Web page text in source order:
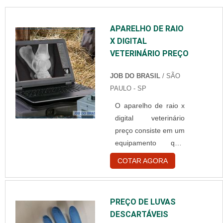
está à procura de
touca branca
descartável em uma
comprometida com
seus serviços,
consegue encontrar o
site da Best Fabril. É
possível encontrar
capote hospitalar
descartável e gorr...
APARELHO DE RAIO
X DIGITAL
VETERINÁRIO PREÇO
JOB DO BRASIL / SÃO
PAULO - SP
O aparelho de raio x
digital veterinário
preço consiste em um
equipamento que,
conforme a sua
própria nomenclatura
pressupõe, é voltado
imagens médicas de
alta definição. Além
COTAR AGORA
PREÇO DE LUVAS
DESCARTÁVEIS